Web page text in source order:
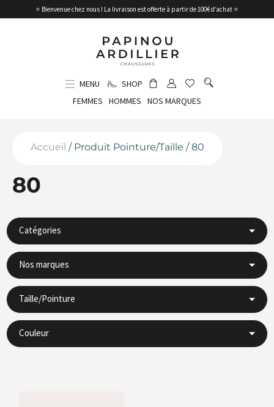
⭐ Bienvenue chez nous ! La livraison est offerte à partir de 100€ d’achat ⭐
MENU
SHOP
FEMMES
HOMMES NOS MARQUES
Accueil / Produit Pointure/Taille / 80
80
Catégories
Nos marques
Taille/Pointure
Couleur